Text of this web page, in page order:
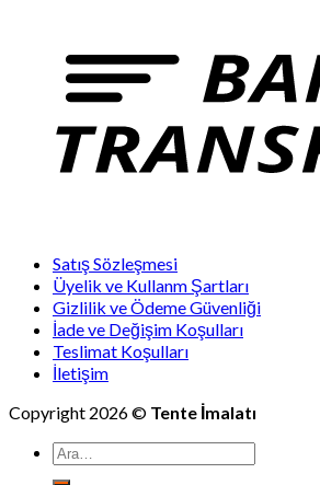
Satış Sözleşmesi
Üyelik ve Kullanm Şartları
Gizlilik ve Ödeme Güvenliği
İade ve Değişim Koşulları
Teslimat Koşulları
İletişim
Copyright 2026 © Tente İmalatı
Ara: